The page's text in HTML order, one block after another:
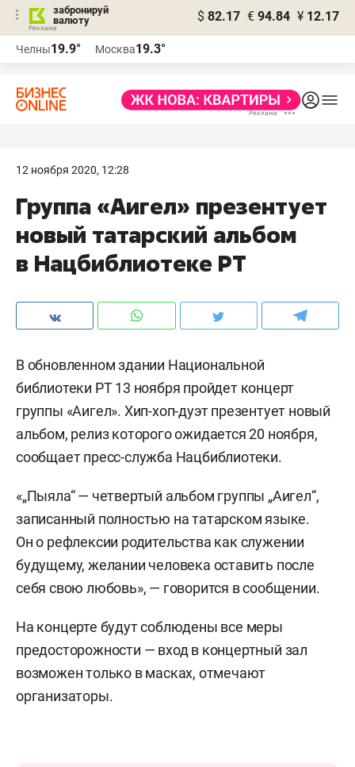
забронируй
валюту
$ 82.17 € 94.84 ¥ 12.17
Челны19.9° Москва19.3°
12 ноября 2020, 12:28
Группа «Аигел» презентует
новый татарский альбом
в Нацбиблиотеке РТ
В обновленном здании Национальной
библиотеки РТ 13 ноября пройдет концерт
группы «Аигел». Хип-хоп-дуэт презентует новый
альбом, релиз которого ожидается 20 ноября,
сообщает пресс-служба Нацбиблиотеки.
«„Пыяла“ — четвертый альбом группы „Аигел“,
записанный полностью на татарском языке.
Он о рефлексии родительства как служении
будущему, желании человека оставить после
себя свою любовь», — говорится в сообщении.
На концерте будут соблюдены все меры
предосторожности — вход в концертный зал
возможен только в масках, отмечают
организаторы.